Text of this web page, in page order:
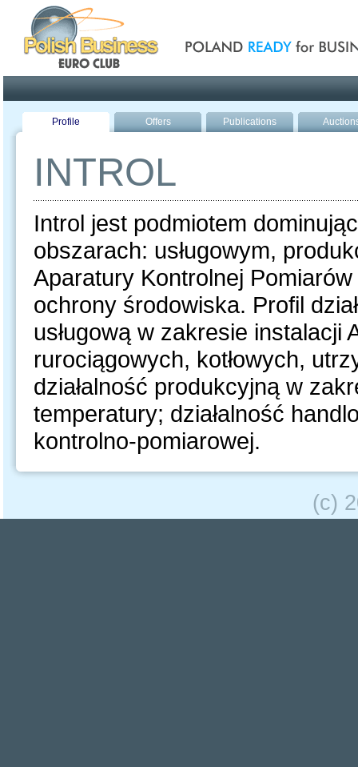
Profile Offers Publications
INTROL
Introl jest podmiotem
obszarach: usługowym,
Aparatury Kontrolnej
ochrony środowiska. Profil
usługową w zakresie instalacji
rurociągowych, kotłowych,
działalność produkcyjną w
temperatury; działalność
kontrolno-pomiarowej.
(c)